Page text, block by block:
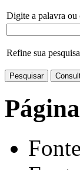
Digite a palavra ou
Refine sua